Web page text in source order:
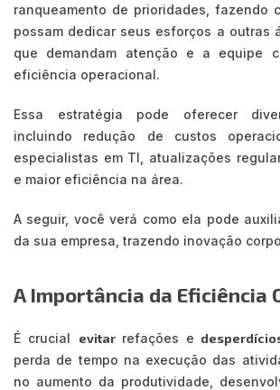
ranqueamento de prioridades, fazendo
possam dedicar seus esforços a outras
que demandam atenção e a equipe
eficiência operacional.
Essa estratégia pode oferecer
incluindo redução de custos
especialistas em TI, atualizações
e maior eficiência na área.
A seguir, você verá como ela pode
da sua empresa, trazendo inovação
A Importância da Eficiência
É crucial evitar refações e
perda de tempo na execução das
no aumento da produtividade,